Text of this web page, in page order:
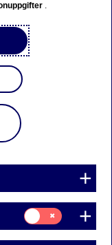
BQ
in new window) /
new window)
.
Samtycke
för:
Statistik